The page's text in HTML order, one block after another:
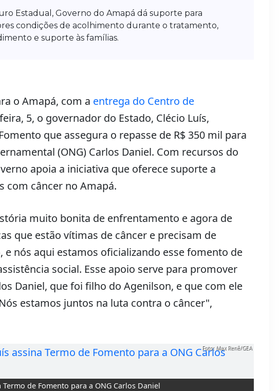
Estadual, Governo do Amapá dá suporte para
condições de acolhimento durante o tratamento,
e suporte às famílias.
o Amapá, com a entrega do Centro de
5, o governador do Estado, Clécio Luís,
que assegura o repasse de R$ 350 mil para
(ONG) Carlos Daniel. Com recursos do
apoia a iniciativa que oferece suporte a
com câncer no Amapá.
muito bonita de enfrentamento e agora de
que estão vítimas de câncer e precisam de
nós aqui estamos oficializando esse fomento de
social. Esse apoio serve para promover
Daniel, que foi filho do Agenilson, e que com ele
estamos juntos na luta contra o câncer",
de Fomento para a ONG Carlos Daniel
Foto: Max Renê/GEA